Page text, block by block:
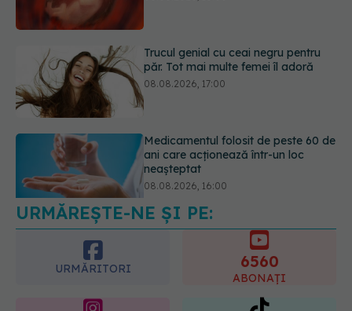
Medicamentul folosit de peste 60 de
ani care acționează într-un loc
neașteptat
Transpirații nocturne: semnul ignorat
care poate ascunde probleme
serioase de sănătate
08.08.2026, 20:00
URMĂREȘTE-NE ȘI PE:
URMĂRITORI 6560
ABONAȚI